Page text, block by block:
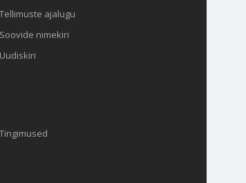
Tellimuste ajalugu
Soovide nimekiri
Uudiskiri
Tingimused